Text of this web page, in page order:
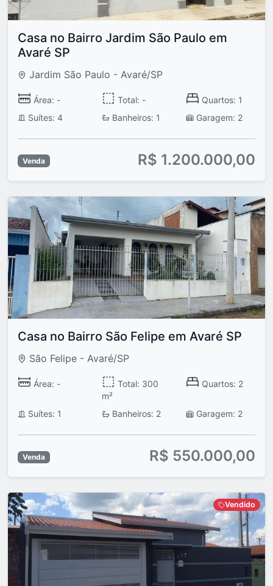
Casa no Bairro Jardim São Paulo em
Avaré SP
Jardim São Paulo - Avaré/SP
Área: - Total: -
Quartos: 1
Suítes: 4
Banheiros: 1 Garagem: 2
Venda R$ 1.200.000,00
Casa no Bairro São Felipe em Avaré SP
São Felipe - Avaré/SP
Área: -
Total: 300
m²
Quartos: 2
Suítes: 1 Banheiros: 2 Garagem: 2
Venda R$ 550.000,00
Vendido